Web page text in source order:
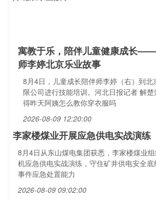
寓教于乐，陪伴儿童健康成长
师李婷北京乐业故事
8月4日，儿童成长陪伴师李婷（右）到北
限公司进行技能培训。河北日报记者 解楚
得昨天阿姨怎么教你穿衣服吗
2026-08-09 12:20:00
李家楼煤业开展应急供电实战演练
8月4日从东山煤电集团获悉，李家楼煤业
机应急供电实战演练，守住矿井供电安全
事件应急处置能力
2026-08-09 09:02:00